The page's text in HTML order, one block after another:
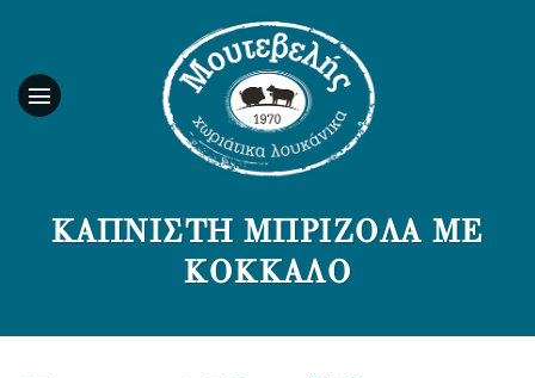
content
ΚΑΠΝΙΣΤΉ ΜΠΡΙΖΌΛΑ ΜΕ
ΚΌΚΚΑΛΟ